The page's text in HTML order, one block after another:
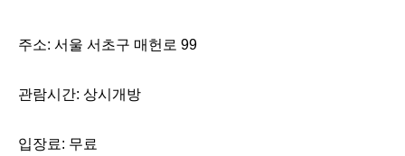
주소: 서울 서초구 매헌로 99
관람시간: 상시개방
입장료: 무료